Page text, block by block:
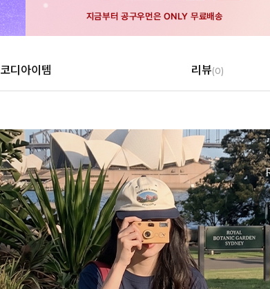
코디아이템 리뷰(0)